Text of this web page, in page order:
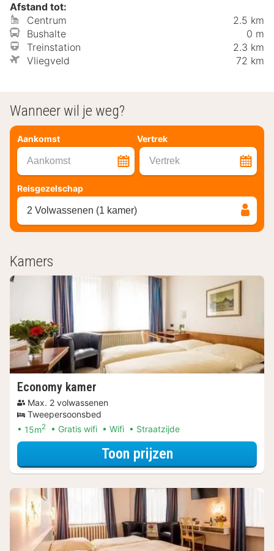
Afstand tot:
Centrum
2.5 km
Bushalte
0 m
Treinstation
2.3 km
Vliegveld
72 km
Wanneer wil je weg?
Aankomst Vertrek
Aankomst Vertrek
Reisgezelschap
2 Volwassenen (1 kamer)
Kamers
Economy kamer
Max. 2 volwassenen
Tweepersoonsbed
15m2 Gratis wifi Wifi Straatzijde
Toon prijzenvoor Economy